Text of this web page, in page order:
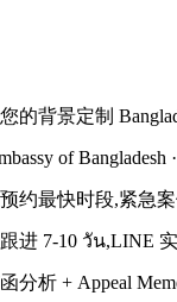
的背景定制
of
约最快时段,紧急案
进 7-10 วัน,LINE
分析 + Appeal